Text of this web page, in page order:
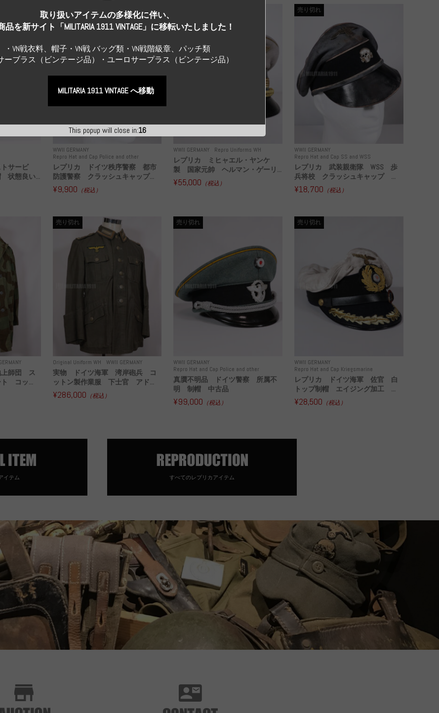
サービ
状態良い...
WWII GERMANY
Repro Hat and Cap Police and other
売り切れ
レプリカ ドイツ秩序警察 都市
防護警察 クラッシュキャップ...
¥9,900 （税込）
WWII GERMANY Repro Uniforms WH
レプリカ ミヒャエル・ヤンケ
製 国家元帥 ヘルマン・ゲーリ...
¥55,000 （税込）
WWII GERMANY
Repro Hat and Cap SS and WSS
売り切れ
レプリカ 武装親衛隊 WSS 歩
兵将校 クラッシュキャップ ...
¥18,700 （税込）
師団 ス
ト コッ...
Original Uniform WH WWII GERMANY
売り切れ
実物 ドイツ海軍 湾岸砲兵 コ
ットン製作業服 下士官 アド...
¥286,000 （税込）
WWII GERMANY
Repro Hat and Cap Police and other
売り切れ
真贋不明品 ドイツ警察 所属不
明 制帽 中古品
¥99,000 （税込）
WWII GERMANY
Repro Hat and Cap Kriegsmarine
売り切れ
レプリカ ドイツ海軍 佐官 白
トップ制帽 エイジング加工 ...
¥28,500 （税込）
イテム すべてのレプリカアイテム
This popup will close in:14
取り扱いアイテムの多様化に伴い、
品を新サイト「MILITARIA 1911 VINTAGE」に移転いたしました！
・VN戦衣料、帽子・VN戦 バッグ類・VN戦階級章、パッチ類
サーブラス（ビンテージ品）・ユーロサープラス（ビンテージ品）
MILITARIA 1911 VINTAGE へ移動